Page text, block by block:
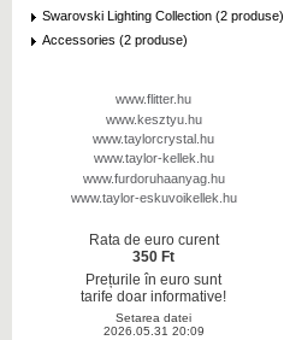
Swarovski Lighting Collection (2 produse)
Accessories (2 produse)
www.flitter.hu
www.kesztyu.hu
www.taylorcrystal.hu
www.taylor-kellek.hu
www.furdoruhaanyag.hu
www.taylor-eskuvoikellek.hu
Rata de euro curent
350 Ft
Prețurile în euro sunt
tarife doar informative!
Setarea datei
2026.05.31 20:09